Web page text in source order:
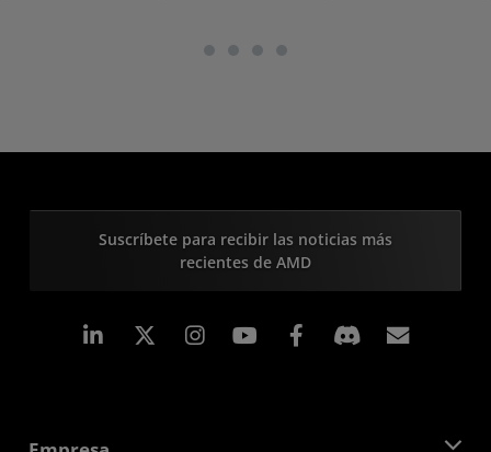
Suscríbete para recibir las noticias más
recientes de AMD
LinkedIn Instagram Facebook